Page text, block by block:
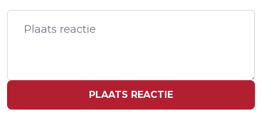
OBRADOV TIJDENS
UNWOMEN&MOVIES TVPROGRAMMA
PLAATS REACTIE